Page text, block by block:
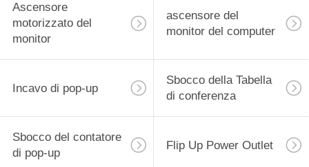
Ascensore
motorizzato del
monitor
ascensore del
monitor del computer
Incavo di pop-up
Sbocco della Tabella
di conferenza
Sbocco del contatore
di pop-up
Flip Up Power Outlet